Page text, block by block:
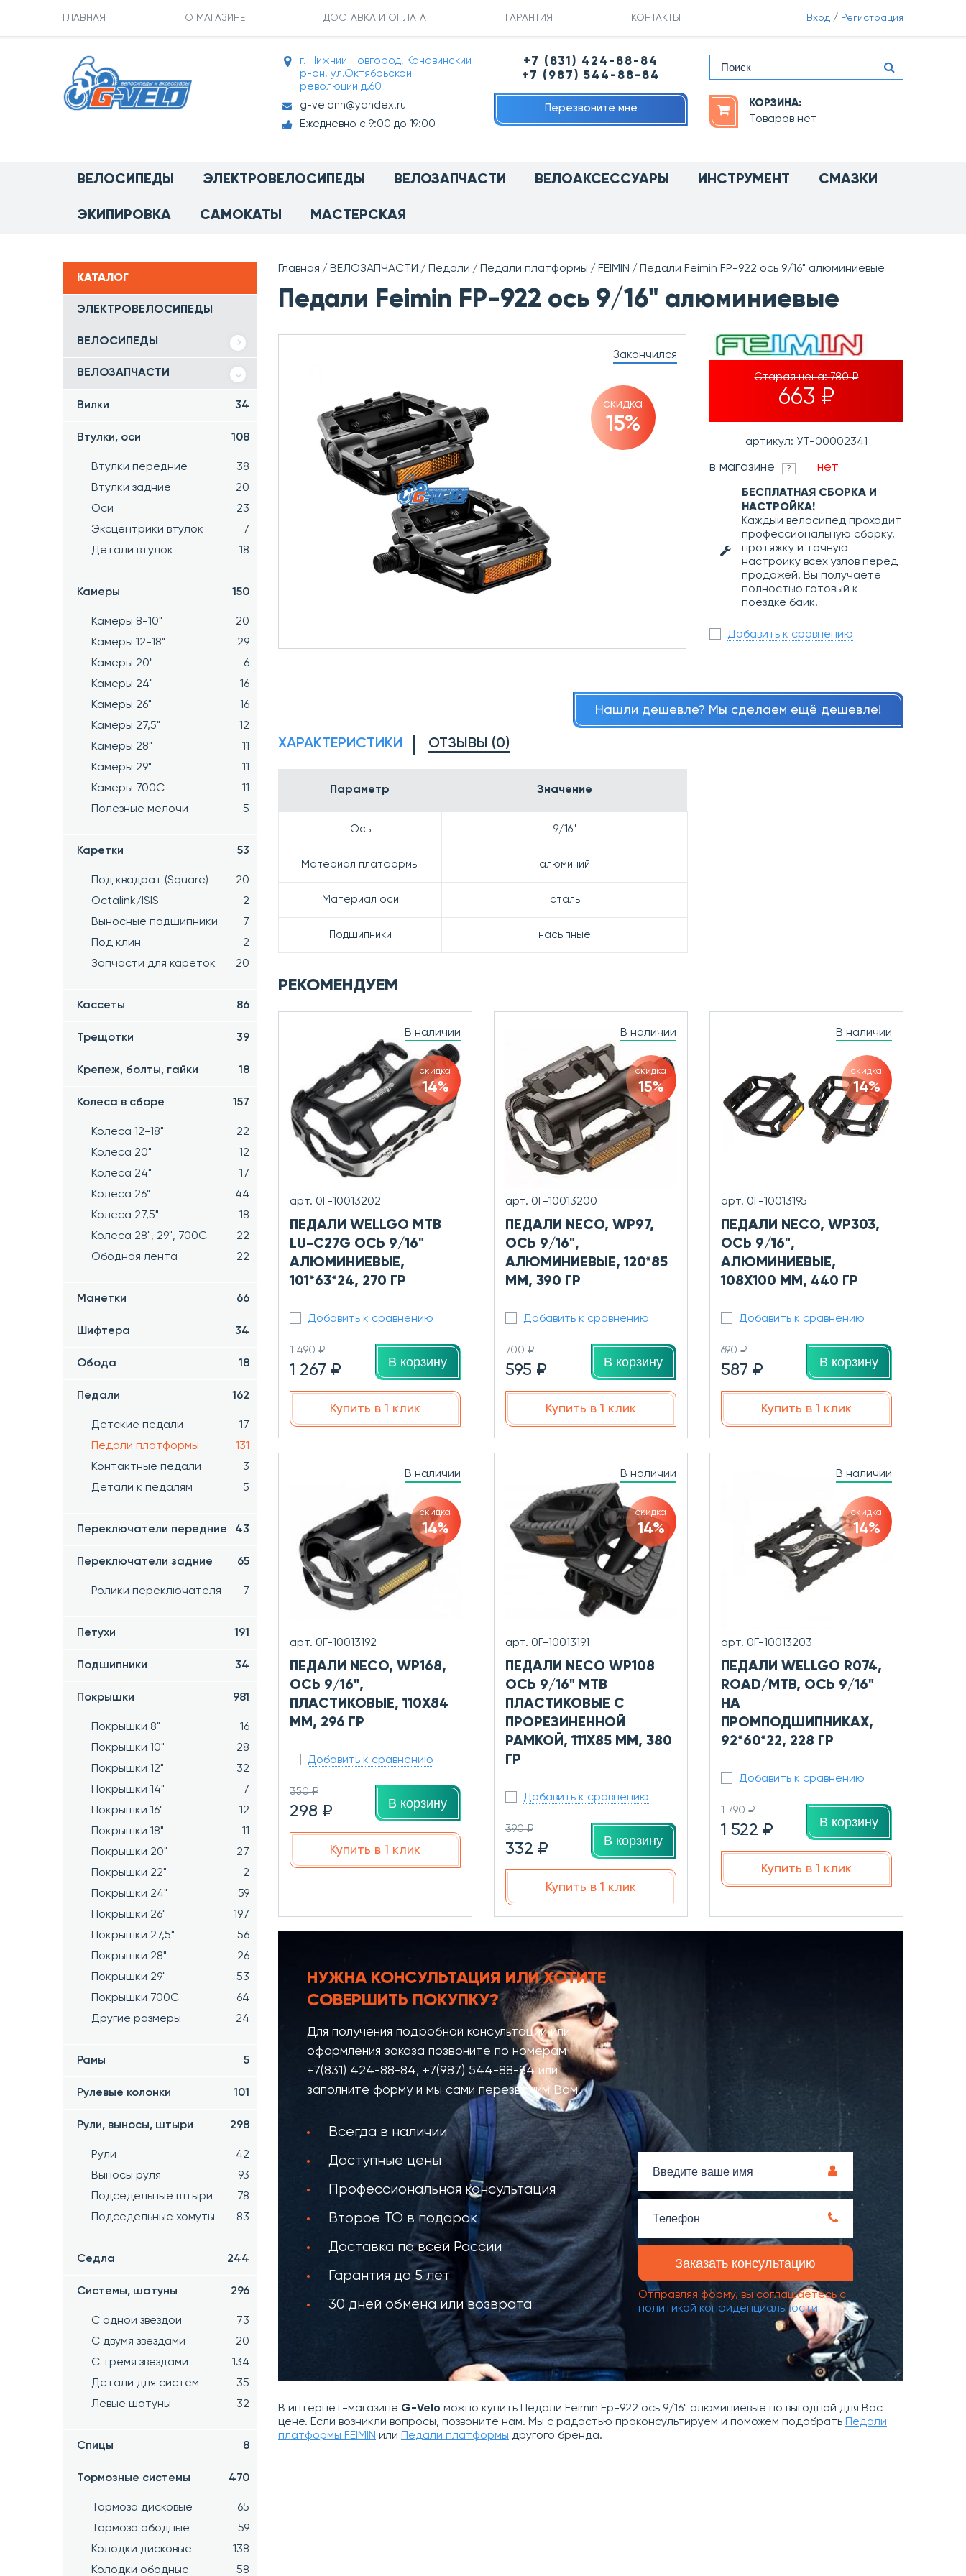
ГЛАВНАЯ О МАГАЗИНЕ ДОСТАВКА И ОПЛАТА ГАРАНТИЯ КОНТАКТЫ Вход / Регистрация
г. Нижний Новгород, Канавинский
р-он, ул.Октябрьской
революции д.60
g-velonn@yandex.ru
Ежедневно с 9:00 до 19:00
+7 (831) 424-88-84
+7 (987) 544-88-84
Перезвоните мне КОРЗИНА:
Товаров нет
ВЕЛОСИПЕДЫ ЭЛЕКТРОВЕЛОСИПЕДЫ ВЕЛОЗАПЧАСТИ ВЕЛОАКСЕССУАРЫ ИНСТРУМЕНТ СМАЗКИ
ЭКИПИРОВКА САМОКАТЫ МАСТЕРСКАЯ
КАТАЛОГ
ЭЛЕКТРОВЕЛОСИПЕДЫ
ВЕЛОСИПЕДЫ
ВЕЛОЗАПЧАСТИ
Вилки 34
Втулки, оси 108
Втулки передние
38
Втулки задние
20
Оси
23
Эксцентрики втулок
7
Детали втулок
18
Камеры 150
Камеры 8-10"
20
Камеры 12-18"
29
Камеры 20"
6
Камеры 24"
16
Камеры 26"
16
Камеры 27,5"
12
Камеры 28"
11
Камеры 29"
11
Камеры 700C
11
Полезные мелочи
5
Каретки 53
Под квадрат (Square)
20
Octalink/ISIS
2
Выносные подшипники
7
Под клин
2
Запчасти для кареток
20
Кассеты 86
Трещотки 39
Крепеж, болты, гайки 18
Колеса в сборе 157
Колеса 12-18"
22
Колеса 20"
12
Колеса 24"
17
Колеса 26"
44
Колеса 27,5"
18
Колеса 28", 29", 700С
22
Ободная лента
22
Манетки 66
Шифтера 34
Обода 18
Педали 162
Детские педали
17
Педали платформы
131
Контактные педали
3
Детали к педалям
5
Переключатели передние 43
Переключатели задние 65
Ролики переключателя 7
Петухи 191
Подшипники 34
Покрышки 981
Покрышки 8"
16
Покрышки 10"
28
Покрышки 12"
32
Покрышки 14"
7
Покрышки 16"
12
Покрышки 18"
11
Покрышки 20"
27
Покрышки 22"
2
Покрышки 24"
59
Покрышки 26"
197
Покрышки 27,5"
56
Покрышки 28"
26
Покрышки 29"
53
Покрышки 700C
64
Другие размеры
24
Рамы 5
Рулевые колонки 101
Рули, выносы, штыри 298
Рули
42
Выносы руля
93
Подседельные штыри
78
Подседельные хомуты
83
Седла 244
Системы, шатуны 296
С одной звездой
73
С двумя звездами
20
С тремя звездами
134
Детали для систем
35
Левые шатуны
32
Спицы 8
Тормозные системы 470
Тормоза дисковые
65
Тормоза ободные
59
Колодки дисковые
138
Колодки ободные
58
Главная ВЕЛОЗАПЧАСТИ Педали Педали платформы FEIMIN Педали Feimin FP-922 ось 9/16" алюминиевые
Педали Feimin FP-922 ось 9/16" алюминиевые
Закончился
скидка
15%
Старая цена:780 ₽
663 ₽
артикул: УТ-00002341
в магазине ? нет
БЕСПЛАТНАЯ СБОРКА И
НАСТРОЙКА!
Каждый велосипед проходит
профессиональную сборку,
протяжку и точную
настройку всех узлов перед
продажей. Вы получаете
полностью готовый к
поездке байк.
Добавить к сравнению
Нашли дешевле? Мы сделаем ещё дешевле!
ХАРАКТЕРИСТИКИ ОТЗЫВЫ (0)
Параметр Значение
Ось 9/16"
Материал платформы алюминий
Материал оси сталь
Подшипники насыпные
РЕКОМЕНДУЕМ
В наличии
скидка
14%
арт. 0Г-10013202
ПЕДАЛИ WELLGO MTB
LU-C27G ОСЬ 9/16"
АЛЮМИНИЕВЫЕ,
101*63*24, 270 ГР
Добавить к сравнению
1 490 ₽
1 267 ₽ В корзину
Купить в 1 клик
В наличии
скидка
15%
арт. 0Г-10013200
ПЕДАЛИ NECO, WP97,
ОСЬ 9/16",
АЛЮМИНИЕВЫЕ, 120*85
ММ, 390 ГР
Добавить к сравнению
700 ₽
595 ₽ В корзину
Купить в 1 клик
В наличии
скидка
14%
арт. 0Г-10013195
ПЕДАЛИ NECO, WP303,
ОСЬ 9/16",
АЛЮМИНИЕВЫЕ,
108X100 ММ, 440 ГР
Добавить к сравнению
690 ₽
587 ₽ В корзину
Купить в 1 клик
В наличии
скидка
14%
арт. 0Г-10013192
ПЕДАЛИ NECO, WP168,
ОСЬ 9/16",
ПЛАСТИКОВЫЕ, 110X84
ММ, 296 ГР
Добавить к сравнению
350 ₽
298 ₽ В корзину
Купить в 1 клик
В наличии
скидка
14%
арт. 0Г-10013191
ПЕДАЛИ NECO WP108
ОСЬ 9/16" MTB
ПЛАСТИКОВЫЕ С
ПРОРЕЗИНЕННОЙ
РАМКОЙ, 111X85 ММ, 380
ГР
Добавить к сравнению
390 ₽
332 ₽ В корзину
Купить в 1 клик
В наличии
скидка
14%
арт. 0Г-10013203
ПЕДАЛИ WELLGO R074,
ROAD/MTB, ОСЬ 9/16"
НА
ПРОМПОДШИПНИКАХ,
92*60*22, 228 ГР
Добавить к сравнению
1 790 ₽
1 522 ₽ В корзину
Купить в 1 клик
НУЖНА КОНСУЛЬТАЦИЯ
ИЛИ ХОТИТЕ
СОВЕРШИТЬ ПОКУПКУ?
Для получения подробной консультации или
оформления заказа позвоните по номерам
+7(831) 424-88-84, +7(987) 544-88-84 или
заполните форму и мы сами перезвоним Вам
Всегда в наличии
Доступные цены
Профессиональная консультация
Второе ТО в подарок
Доставка по всей России
Гарантия до 5 лет
30 дней обмена или возврата
Отправляя форму, вы соглашаетесь с
политикой конфиденциальности
В интернет-магазине G-Velo можно купить Педали Feimin Fp-922 ось 9/16" алюминиевые по выгодной для Вас
цене. Если возникли вопросы, позвоните нам. Мы с радостью проконсультируем и поможем подобрать
Педали
платформы FEIMIN или Педали платформы другого бренда.